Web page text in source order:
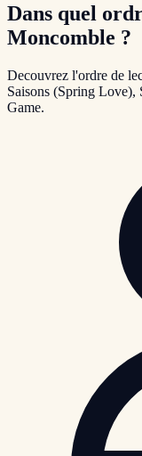
Dans quel
Moncomble ?
Decouvrez l'ordre de
Saisons (Spring Love),
Game.